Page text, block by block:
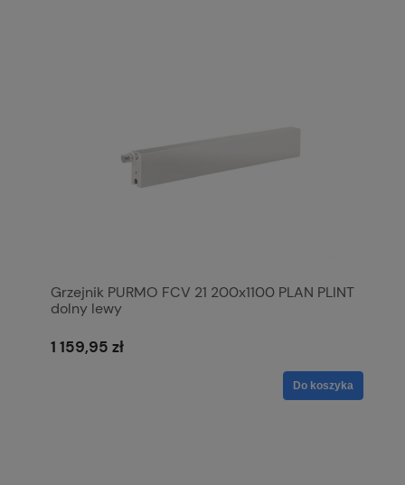
Grzejnik PURMO FCV 21 200x1100 PLAN PLINT
dolny lewy
1 159,95 zł
Do koszyka